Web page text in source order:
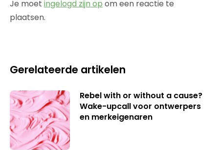
Je moet ingelogd zijn op om een reactie te
plaatsen.
Gerelateerde artikelen
Rebel with or without a cause?
Wake-upcall voor ontwerpers
en merkeigenaren